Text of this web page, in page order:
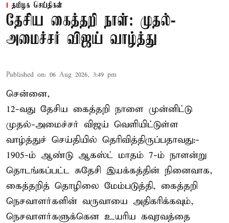
தமிழக செய்திகள்
தேசிய கைத்தறி நாள்: முதல்-
அமைச்சர் விஜய் வாழ்த்து
Published on: 06 Aug 2026, 3:49 pm
சென்னை,
12-வது தேசிய கைத்தறி நாளை முன்னிட்டு
முதல்-அமைச்சர் விஜய் வெளியிட்டுள்ள
வாழ்த்துச் செய்தியில் தெரிவித்திருப்பதாவது:-
1905-ம் ஆண்டு ஆகஸ்ட் மாதம் 7-ம் நாளன்று
தொடங்கப்பட்ட சுதேசி இயக்கத்தின் நினைவாக,
கைத்தறித் தொழிலை மேம்படுத்தி, கைத்தறி
நெசவாளர்களின் வருவாயை அதிகரிக்கவும்,
நெசவாளர்களுக்கென உயரிய கவுரவத்தை